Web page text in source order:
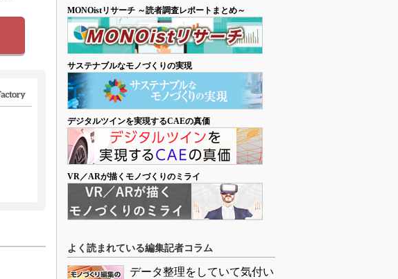
MONOistリサーチ ～読者調査レポートまとめ～
サステナブルなモノづくりの実現
デジタルツインを実現するCAEの真価
VR／ARが描くモノづくりのミライ
よく読まれている編集記者コラム
データ整理をしていて気付い